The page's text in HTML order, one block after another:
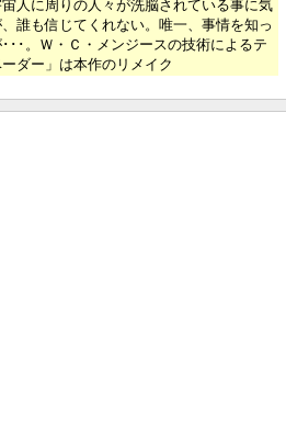
人に周りの人々が洗脳されている事に気
誰も信じてくれない。唯一、事情を知っ
･･。Ｗ・Ｃ・メンジースの技術によるテ
ダー」は本作のリメイク